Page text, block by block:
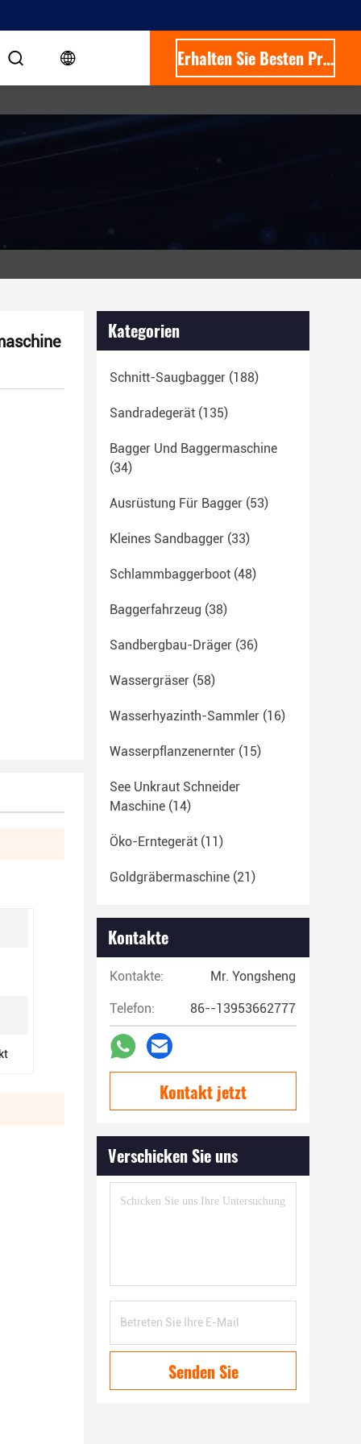
Erhalten Sie Besten Preis
Kategorien
Schnitt-Saugbagger (188)
Sandradegerät (135)
Bagger Und Baggermaschine
(34)
Ausrüstung Für Bagger (53)
Kleines Sandbagger (33)
Schlammbaggerboot (48)
Baggerfahrzeug (38)
Sandbergbau-Dräger (36)
Wassergräser (58)
Wasserhyazinth-Sammler (16)
Wasserpflanzenernter (15)
See Unkraut Schneider
Maschine (14)
Öko-Erntegerät (11)
Goldgräbermaschine (21)
Kontakte
Kontakte: Mr. Yongsheng
Telefon: 86--13953662777
Kontakt jetzt
Verschicken Sie uns
Senden Sie